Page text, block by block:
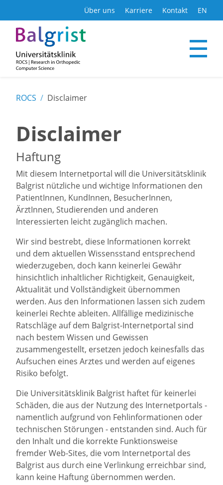
Über uns Karriere Kontakt
DE
EN
ROCS Disclaimer
Disclaimer
Haftung
Mit diesem Internetportal will die Universitätsklinik
Balgrist nützliche und wichtige Informationen den
PatientInnen, KundInnen, BesucherInnen,
ÄrztInnen, Studierenden und anderen
Interessierten leicht zugänglich machen.
Wir sind bestrebt, diese Informationen korrekt
und dem aktuellen Wissensstand entsprechend
wiederzugeben, doch kann keinerlei Gewähr
hinsichtlich inhaltlicher Richtigkeit, Genauigkeit,
Aktualität und Vollständigkeit übernommen
werden. Aus den Informationen lassen sich zudem
keinerlei Rechte ableiten. Allfällige medizinische
Ratschläge auf dem Balgrist-Internetportal sind
nach bestem Wissen und Gewissen
zusammengestellt, ersetzen jedoch keinesfalls das
Aufsuchen eines Arztes und werden auf eigenes
Risiko befolgt.
Die Universitätsklinik Balgrist haftet für keinerlei
Schäden, die aus der Nutzung des Internetportals -
namentlich aufgrund von Fehlinformationen oder
technischen Störungen - entstanden sind. Auch für
den Inhalt und die korrekte Funktionsweise
fremder Web-Sites, die vom Internetportal des
Balgrist aus durch eine Verlinkung erreichbar sind,
kann keine Haftung übernommen werden.